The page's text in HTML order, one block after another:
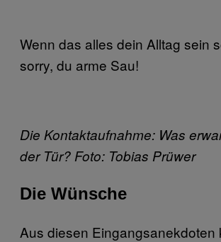
Wenn das alles dein Alltag sein
sorry, du arme Sau!
Die Kontaktaufnahme: Was
der Tür? Foto: Tobias Prüwer
Die Wünsche
Aus diesen Eingangsanekdoten